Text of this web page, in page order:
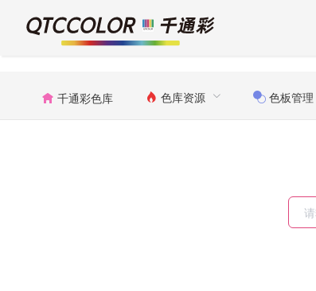
千通彩色库 色库资源 色板管理